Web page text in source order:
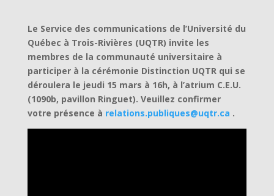
Le Service des communications de l’Université du
Québec à Trois-Rivières (UQTR) invite les
membres de la communauté universitaire à
participer à la cérémonie Distinction UQTR qui se
déroulera le jeudi 15 mars à 16h, à l’atrium C.E.U.
(1090b, pavillon Ringuet). Veuillez confirmer
votre présence à relations.publiques@uqtr.ca .